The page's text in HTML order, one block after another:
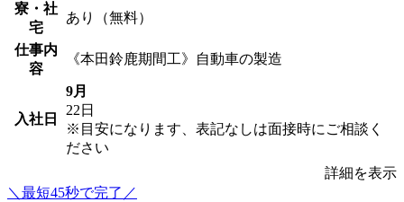
寮・社
宅
あり（無料）
仕事内
容
《本田鈴鹿期間工》自動車の製造
入社日
9月
22日
※目安になります、表記なしは面接時にご相談く
ださい
詳細を表示
＼最短45秒で完了／